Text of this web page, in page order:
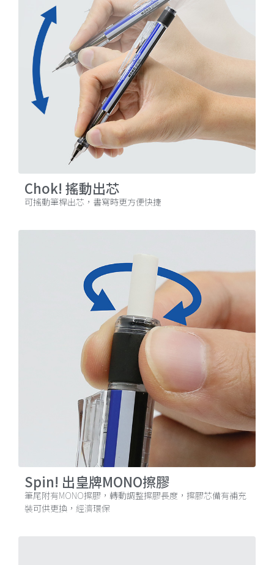
Chok! 搖動出芯
可搖動筆桿出芯，書寫時更方便快捷
Spin! 出皇牌MONO擦膠
筆尾附有MONO擦膠，轉動調整擦膠長度，擦膠芯備有補充
裝可供更換，經濟環保